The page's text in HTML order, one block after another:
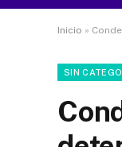
Inicio »
SIN